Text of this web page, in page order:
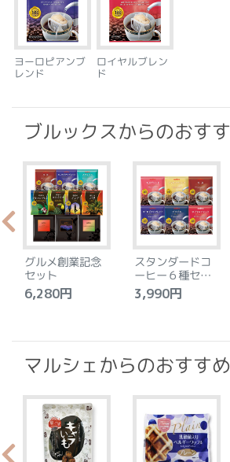
ヨーロピアンブ
レンド
ロイヤルブレン
ド
ブルックスからのおす
グルメ創業記念
セット
6,280円
スタンダードコ
ーヒー６種セッ
ト
3,990円
マルシェからのおすすめ